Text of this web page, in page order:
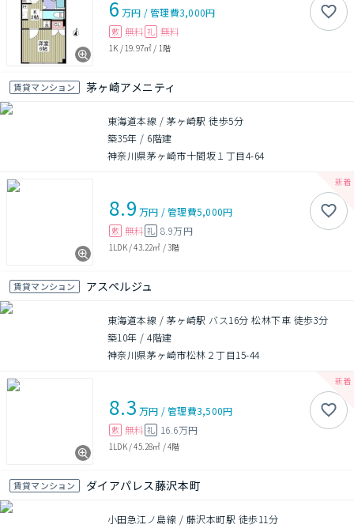
6 万円 /管理費3,000円
敷 無料 礼 無料
1K / 19.97㎡ / 1階
賃貸マンション 茅ヶ崎アメニティ
東海道本線 / 茅ヶ崎駅 徒歩5分
築35年 / 6階建
神奈川県茅ヶ崎市十間坂１丁目4-64
8.9 万円 /管理費5,000円
敷 無料 礼 8.9万円
1LDK/43.22㎡ /3階
賃貸マンション アスペルジュ
東海道本線 / 茅ヶ崎駅 バス16分 松林下車 徒歩3分
築10年 /4階建
神奈川県茅ヶ崎市松林２丁目15-44
8.3 万円 /管理費3,500円
敷 無料 礼 16.6万円
1LDK/45.28㎡ /4階
賃貸マンション ダイアパレス藤沢本町
小田急江ノ島線 / 藤沢本町駅 徒歩11分